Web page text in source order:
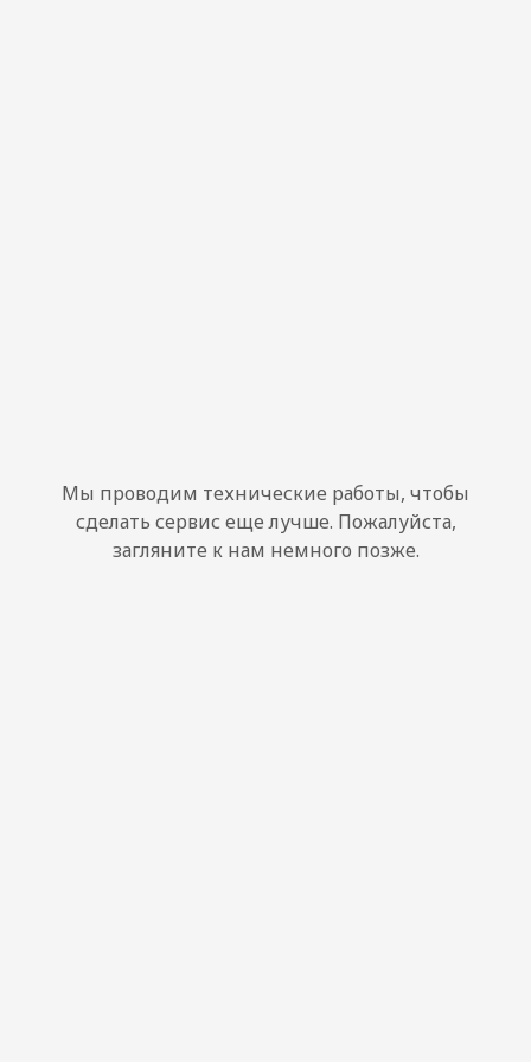
Мы проводим технические работы, чтобы
сделать сервис еще лучше. Пожалуйста,
загляните к нам немного позже.